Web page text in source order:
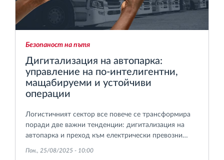
Безопаност на пътя
Дигитализация на автопарка:
управление на по-интелигентни,
мащабируеми и устойчиви
операции
Логистичният сектор все повече се трансформира
поради две важни тенденции: дигитализация на
автопарка и преход към електрически превозни
Пон., 25/08/2025 - 10:00